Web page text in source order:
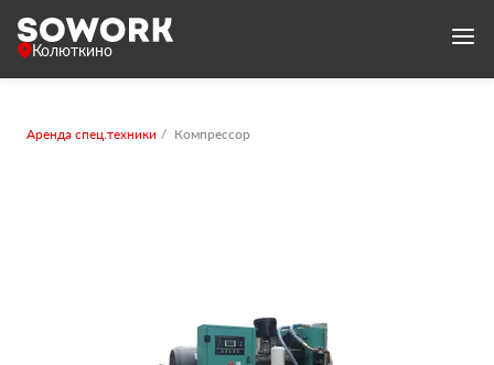
Колюткино
Аренда спец.техники Компрессор